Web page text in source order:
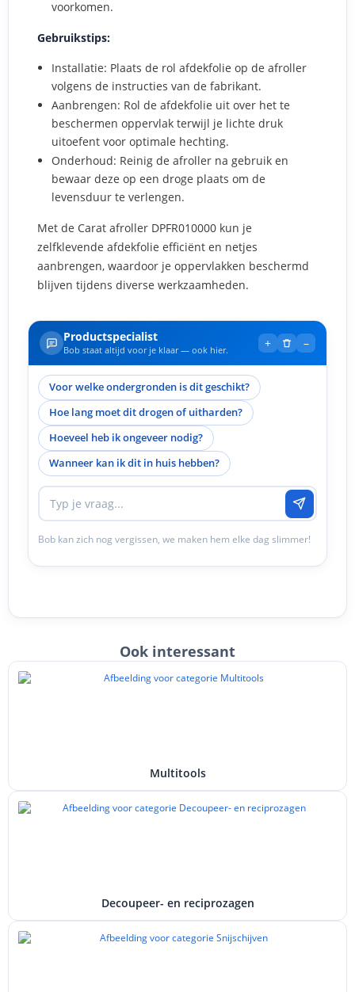
voorkomen.
Gebruikstips:
Installatie: Plaats de rol afdekfolie op de afroller
volgens de instructies van de fabrikant.
Aanbrengen: Rol de afdekfolie uit over het te
beschermen oppervlak terwijl je lichte druk
uitoefent voor optimale hechting.
Onderhoud: Reinig de afroller na gebruik en
bewaar deze op een droge plaats om de
levensduur te verlengen.
Met de Carat afroller DPFR010000 kun je
zelfklevende afdekfolie efficiënt en netjes
aanbrengen, waardoor je oppervlakken beschermd
blijven tijdens diverse werkzaamheden.
Productspecialist
Bob staat altijd voor je klaar — ook hier. + –
Voor welke ondergronden is dit geschikt?
Hoe lang moet dit drogen of uitharden?
Hoeveel heb ik ongeveer nodig?
Wanneer kan ik dit in huis hebben?
Bob kan zich nog vergissen, we maken hem elke dag slimmer!
Ook interessant
Multitools
Decoupeer- en reciprozagen